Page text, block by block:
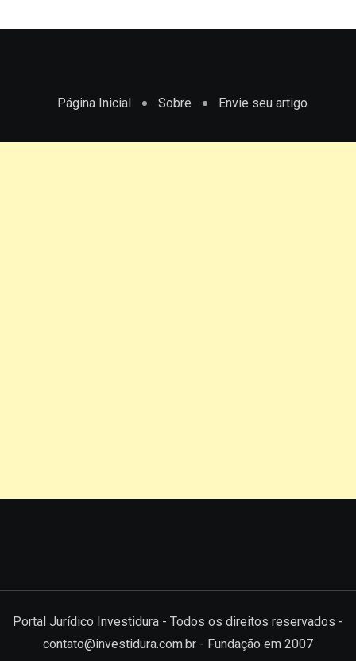
Página Inicial Sobre Envie seu artigo
Portal Jurídico Investidura - Todos os direitos reservados -
contato@investidura.com.br - Fundação em 2007